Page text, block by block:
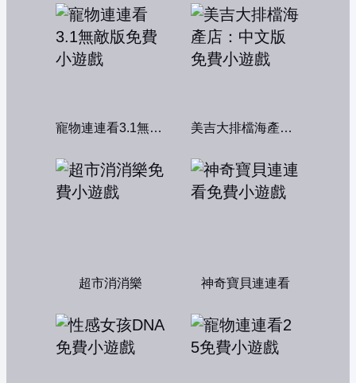
寵物連連看3.1無敵版 美吉大排檔海產店：中文版
超市消消樂 神奇寶貝連連看